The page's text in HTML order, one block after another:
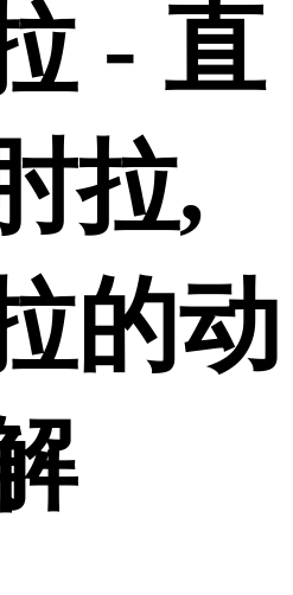
- 直
拉,
的动